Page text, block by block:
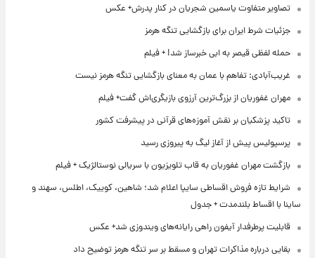
تصاویر متفاوت یاسمین شجریان در کنار پدرش+ عکس
جزئیات شرط ایران برای بازگشایی تنگه هرمز
حمله لفظی قیصر به ابی خبرساز شد! + فیلم
غریب‌آبادی: تفاهم با عمان به معنای بازگشایی تنگه هرمز نیست
مهران غفوریان از بزرگ‌ترین آرزوی بازیگری‌اش گفت+ فیلم
تاکید پزشکیان بر نقش آموزه‌های قرآنی در پیشرفت کشور
پرسپولیس پیش از آغاز لیگ به پیروزی رسید
بازگشت مهران غفوریان به قاب تلویزیون با سریالی نوستالژیک + فیلم
شرایط تازه فروش اقساطی سایپا اعلام شد؛ شاهین، کوییک، اطلس، سهند و
ساینا با اقساط بلندمدت + جدول
قابلیت پرطرفدار آیفون راهی رایانه‌های ویندوزی شد+ عکس
بقایی درباره مذاکرات تهران و مسقط بر سر تنگه هرمز توضیح داد